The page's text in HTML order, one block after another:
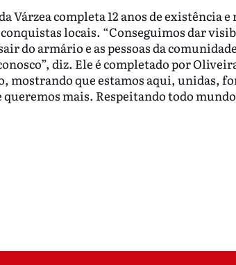
Várzea completa 12 anos de existência
locais. “Conseguimos dar
do armário e as pessoas da
diz. Ele é completado por
mostrando que estamos aqui, unidas,
mais. Respeitando todo